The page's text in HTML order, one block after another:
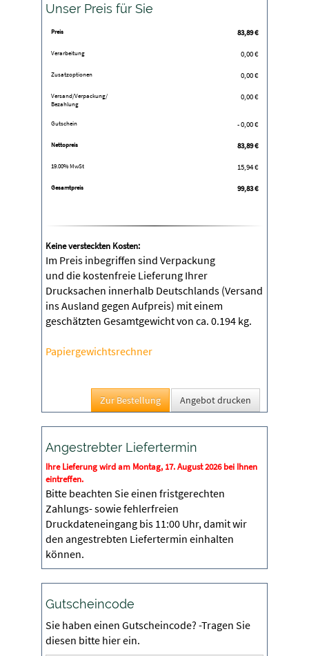
Unser Preis für Sie
Preis 83,89€
Verarbeitung 0,00 €
Zusatzoptionen 0,00 €
Versand/Verpackung/
Bezahlung
0,00 €
Gutschein - 0,00 €
Nettopreis 83,89€
19.00% MwSt 15,94€
Gesamtpreis 99,83€
Keine versteckten Kosten:
Im Preis inbegriffen sind Verpackung
und die kostenfreie Lieferung Ihrer
Drucksachen innerhalb Deutschlands (Versand
ins Ausland gegen Aufpreis) mit einem
geschätzten Gesamtgewicht von ca. 0.194 kg.
Papiergewichtsrechner
Angebot drucken
Angestrebter Liefertermin
Ihre Lieferung wird am Montag, 17. August 2026 bei Ihnen
eintreffen.
Bitte beachten Sie einen fristgerechten
Zahlungs- sowie fehlerfreien
Druckdateneingang bis 11:00 Uhr, damit wir
den angestrebten Liefertermin einhalten
können.
Gutscheincode
Sie haben einen Gutscheincode? -Tragen Sie
diesen bitte hier ein.